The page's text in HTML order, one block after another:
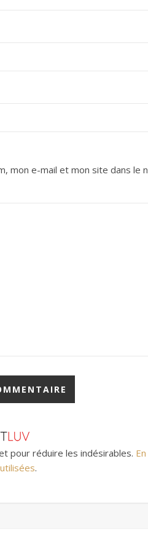
mon e-mail et mon site dans le
pour réduire les indésirables.
.